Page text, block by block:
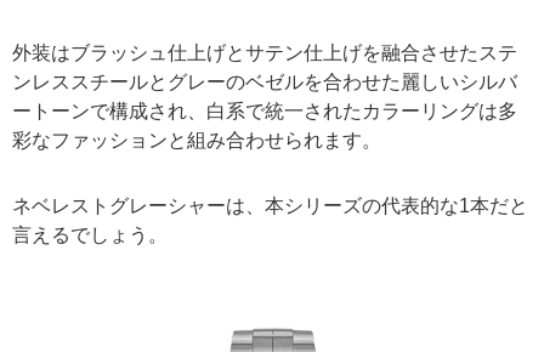
外装はブラッシュ仕上げとサテン仕上げを融合させたステ
ンレススチールとグレーのベゼルを合わせた麗しいシルバ
ートーンで構成され、白系で統一されたカラーリングは多
彩なファッションと組み合わせられます。
ネベレストグレーシャーは、本シリーズの代表的な1本だと
言えるでしょう。